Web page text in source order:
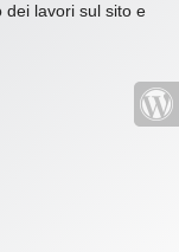
dei lavori sul sito e